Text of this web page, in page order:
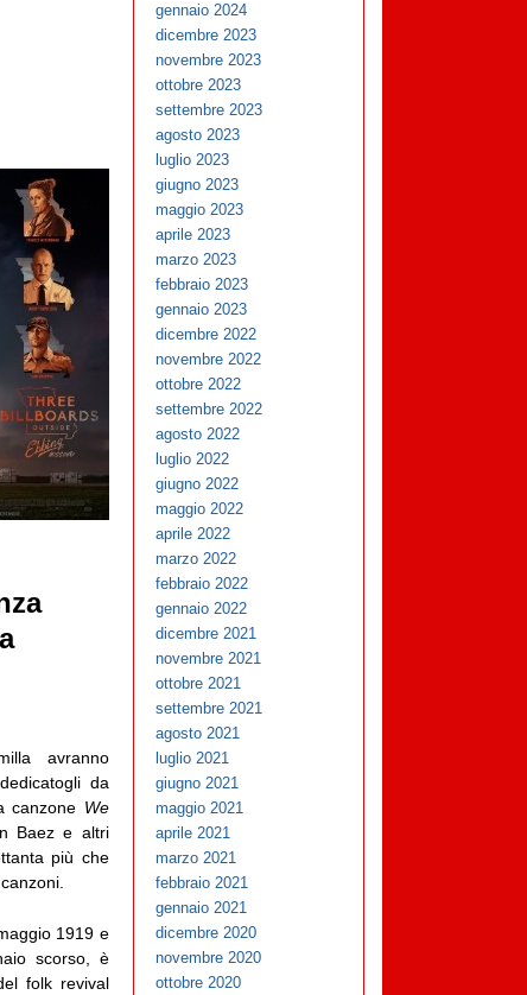
avranno
da
canzone We
Baez e altri
più che
1919 e
scorso, è
folk revival
gennaio 2024
dicembre 2023
novembre 2023
ottobre 2023
settembre 2023
agosto 2023
luglio 2023
giugno 2023
maggio 2023
aprile 2023
marzo 2023
febbraio 2023
gennaio 2023
dicembre 2022
novembre 2022
ottobre 2022
settembre 2022
agosto 2022
luglio 2022
giugno 2022
maggio 2022
aprile 2022
marzo 2022
febbraio 2022
gennaio 2022
dicembre 2021
novembre 2021
ottobre 2021
settembre 2021
agosto 2021
luglio 2021
giugno 2021
maggio 2021
aprile 2021
marzo 2021
febbraio 2021
gennaio 2021
dicembre 2020
novembre 2020
ottobre 2020